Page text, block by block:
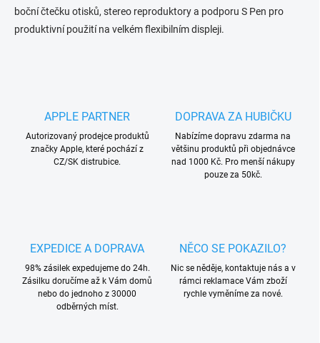
boční čtečku otisků, stereo reproduktory a podporu S Pen pro
produktivní použití na velkém flexibilním displeji.
APPLE PARTNER
Autorizovaný prodejce produktů
značky Apple, které pochází z
CZ/SK distrubice.
DOPRAVA ZA HUBIČKU
Nabízíme dopravu zdarma na
většinu produktů při objednávce
nad 1000 Kč. Pro menší nákupy
pouze za 50kč.
EXPEDICE A DOPRAVA
98% zásilek expedujeme do 24h.
Zásilku doručíme až k Vám domů
nebo do jednoho z 30000
odběrných míst.
NĚCO SE POKAZILO?
Nic se něděje, kontaktuje nás a v
rámci reklamace Vám zboží
rychle vyměníme za nové.